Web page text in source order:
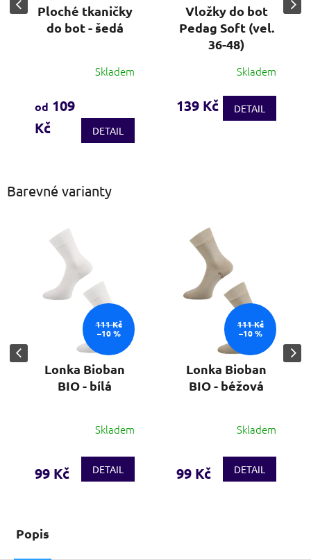
Ploché tkaničky
do bot - šedá
produktu
je
3,7
Skladem
od 109
Kč
DETAIL
Vložky do bot
Pedag Soft (vel.
36-48)
produktu
je
Skladem
139 Kč DETAIL
Barevné varianty
111 Kč
–10 %
Lonka Bioban
BIO - bílá
Skladem
99 Kč DETAIL
111 Kč
–10 %
Lonka Bioban
BIO - béžová
je
Skladem
99 Kč DETAIL
Popis